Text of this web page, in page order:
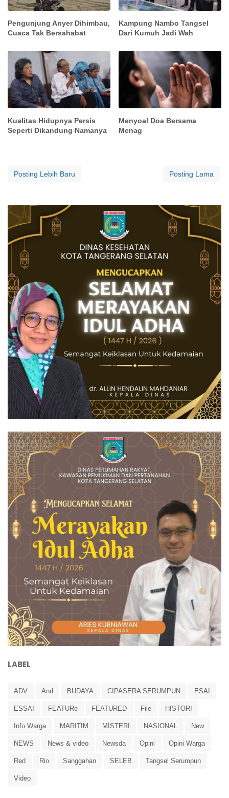
Pengunjung Anyer Dihimbau,
Cuaca Tak Bersahabat
Kampung Nambo Tangsel
Dari Kumuh Jadi Wah
Kualitas Hidupnya Persis
Seperti Dikandung Namanya
Menyoal Doa Bersama
Menag
Posting Lebih Baru Posting Lama
LABEL
ADV And BUDAYA CIPASERA SERUMPUN ESAI
ESSAI FEATURe FEATURED File HISTORI
Info Warga MARITIM MISTERI NASIONAL New
NEWS News & video Newsda Opini Opini Warga
Red Rio Sanggahan SELEB Tangsel Serumpun
Video